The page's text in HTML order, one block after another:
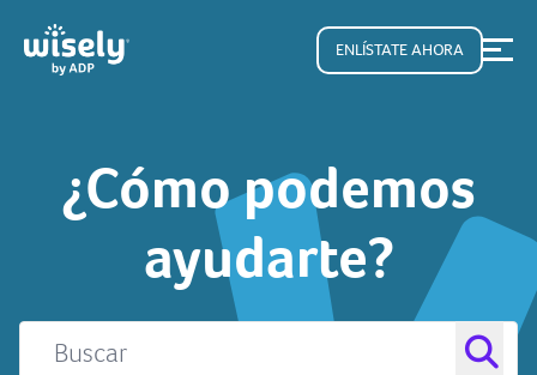
ENLÍSTATE AHORA
¿Cómo podemos
ayudarte?